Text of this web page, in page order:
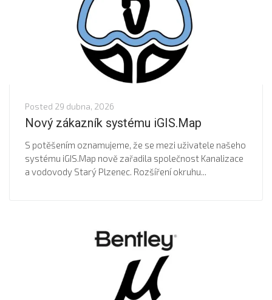
Posted 29 dubna, 2026
Nový zákazník systému iGIS.Map
S potěšením oznamujeme, že se mezi uživatele našeho
systému iGIS.Map nově zařadila společnost Kanalizace
a vodovody Starý Plzenec. Rozšíření okruhu...